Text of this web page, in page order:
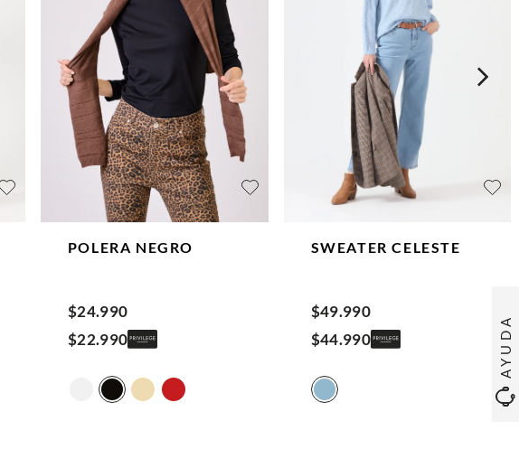
AYUDA
POLERA NEGRO
$24.990
$22.990
SWEATER CELESTE
$49.990
$44.990